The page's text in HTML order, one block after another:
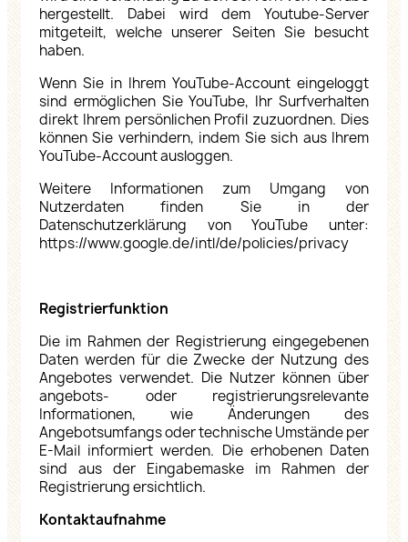
hergestellt. Dabei wird dem Youtube-Server
mitgeteilt, welche unserer Seiten Sie besucht
haben.
Wenn Sie in Ihrem YouTube-Account eingeloggt
sind ermöglichen Sie YouTube, Ihr Surfverhalten
direkt Ihrem persönlichen Profil zuzuordnen. Dies
können Sie verhindern, indem Sie sich aus Ihrem
YouTube-Account ausloggen.
Weitere Informationen zum Umgang von
Nutzerdaten finden Sie in der
Datenschutzerklärung von YouTube unter:
https://www.google.de/intl/de/policies/privacy
Registrierfunktion
Die im Rahmen der Registrierung eingegebenen
Daten werden für die Zwecke der Nutzung des
Angebotes verwendet. Die Nutzer können über
angebots- oder registrierungsrelevante
Informationen, wie Änderungen des
Angebotsumfangs oder technische Umstände per
E-Mail informiert werden. Die erhobenen Daten
sind aus der Eingabemaske im Rahmen der
Registrierung ersichtlich.
Kontaktaufnahme